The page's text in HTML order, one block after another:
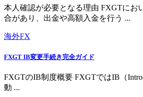
本人確認が必要となる理由 FXGTにお
合があり、出金や高額入金を行う ...
海外FX
FXGT IB変更手続き完全ガイド
FXGTのIB制度概要 FXGTではIB（
動 ...